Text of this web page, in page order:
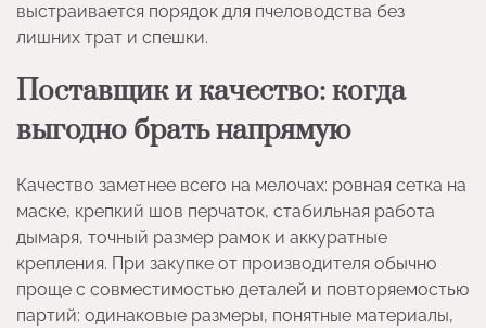
выстраивается порядок для пчеловодства без
лишних трат и спешки.
Поставщик и качество: когда
выгодно брать напрямую
Качество заметнее всего на мелочах: ровная сетка на
маске, крепкий шов перчаток, стабильная работа
дымаря, точный размер рамок и аккуратные
крепления. При закупке от производителя обычно
проще с совместимостью деталей и повторяемостью
партий: одинаковые размеры, понятные материалы,